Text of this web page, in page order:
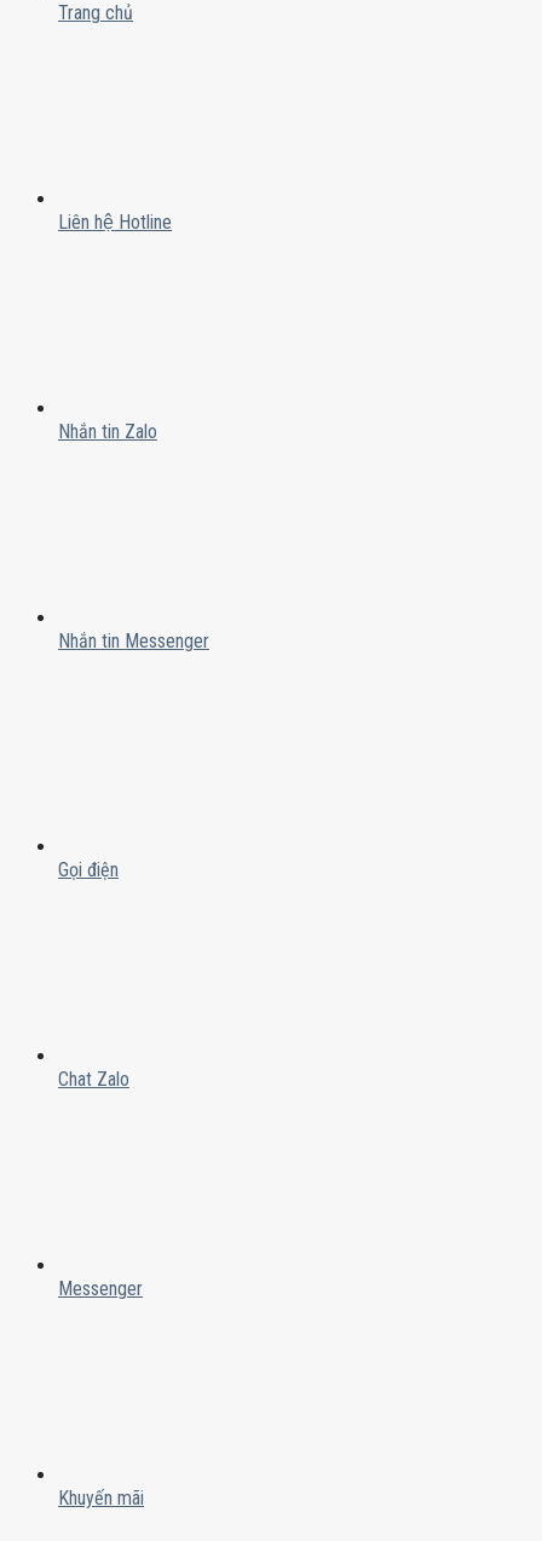
Trang chủ
Liên hệ Hotline
Nhắn tin Zalo
Nhắn tin Messenger
Gọi điện
Chat Zalo
Messenger
Khuyến mãi